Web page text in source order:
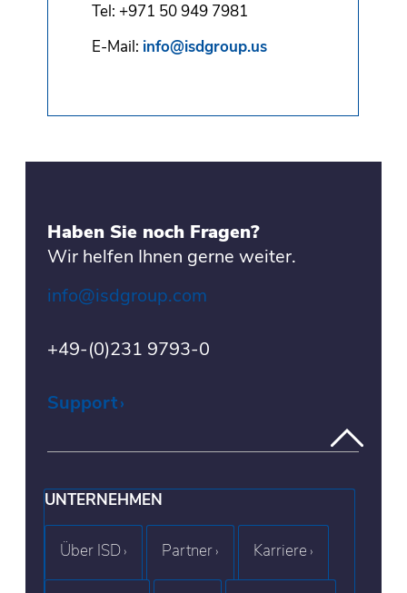
Tel: +971 50 949 7981
E-Mail: info@isdgroup.us
Haben Sie noch Fragen?
Wir helfen Ihnen gerne weiter.
info@isdgroup.com
+49-(0)231 9793-0
Support
UNTERNEHMEN
Über ISD Partner Karriere